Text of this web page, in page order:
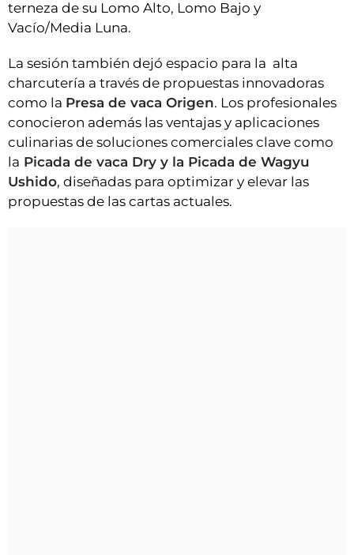
terneza de su Lomo Alto, Lomo Bajo y
Vacío/Media Luna.
La sesión también dejó espacio para la alta
charcutería a través de propuestas innovadoras
como la Presa de vaca Origen. Los profesionales
conocieron además las ventajas y aplicaciones
culinarias de soluciones comerciales clave como
la Picada de vaca Dry y la Picada de Wagyu
Ushido, diseñadas para optimizar y elevar las
propuestas de las cartas actuales.